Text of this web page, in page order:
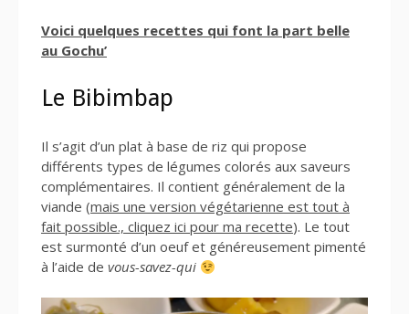
Voici quelques recettes qui font la part belle
au Gochu’
Le Bibimbap
Il s’agit d’un plat à base de riz qui propose
différents types de légumes colorés aux saveurs
complémentaires. Il contient généralement de la
viande (mais une version végétarienne est tout à
fait possible., cliquez ici pour ma recette). Le tout
est surmonté d’un oeuf et généreusement pimenté
à l’aide de vous-savez-qui